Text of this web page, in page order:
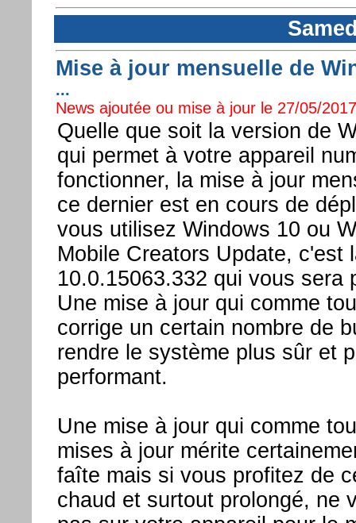
Mise à jour mensuelle de
...
News ajoutée ou mise à jour le 27/05/
Quelle que soit la version de
qui permet à votre appareil
fonctionner, la mise à jour
ce dernier est en cours de
vous utilisez Windows 10 ou
Mobile Creators Update, c'est
10.0.15063.332 qui vous sera
Une mise à jour qui comme
corrige un certain nombre de
rendre le système plus sûr et
performant.
Une mise à jour qui comme
mises à jour mérite
faîte mais si vous profitez de
chaud et surtout prolongé, ne